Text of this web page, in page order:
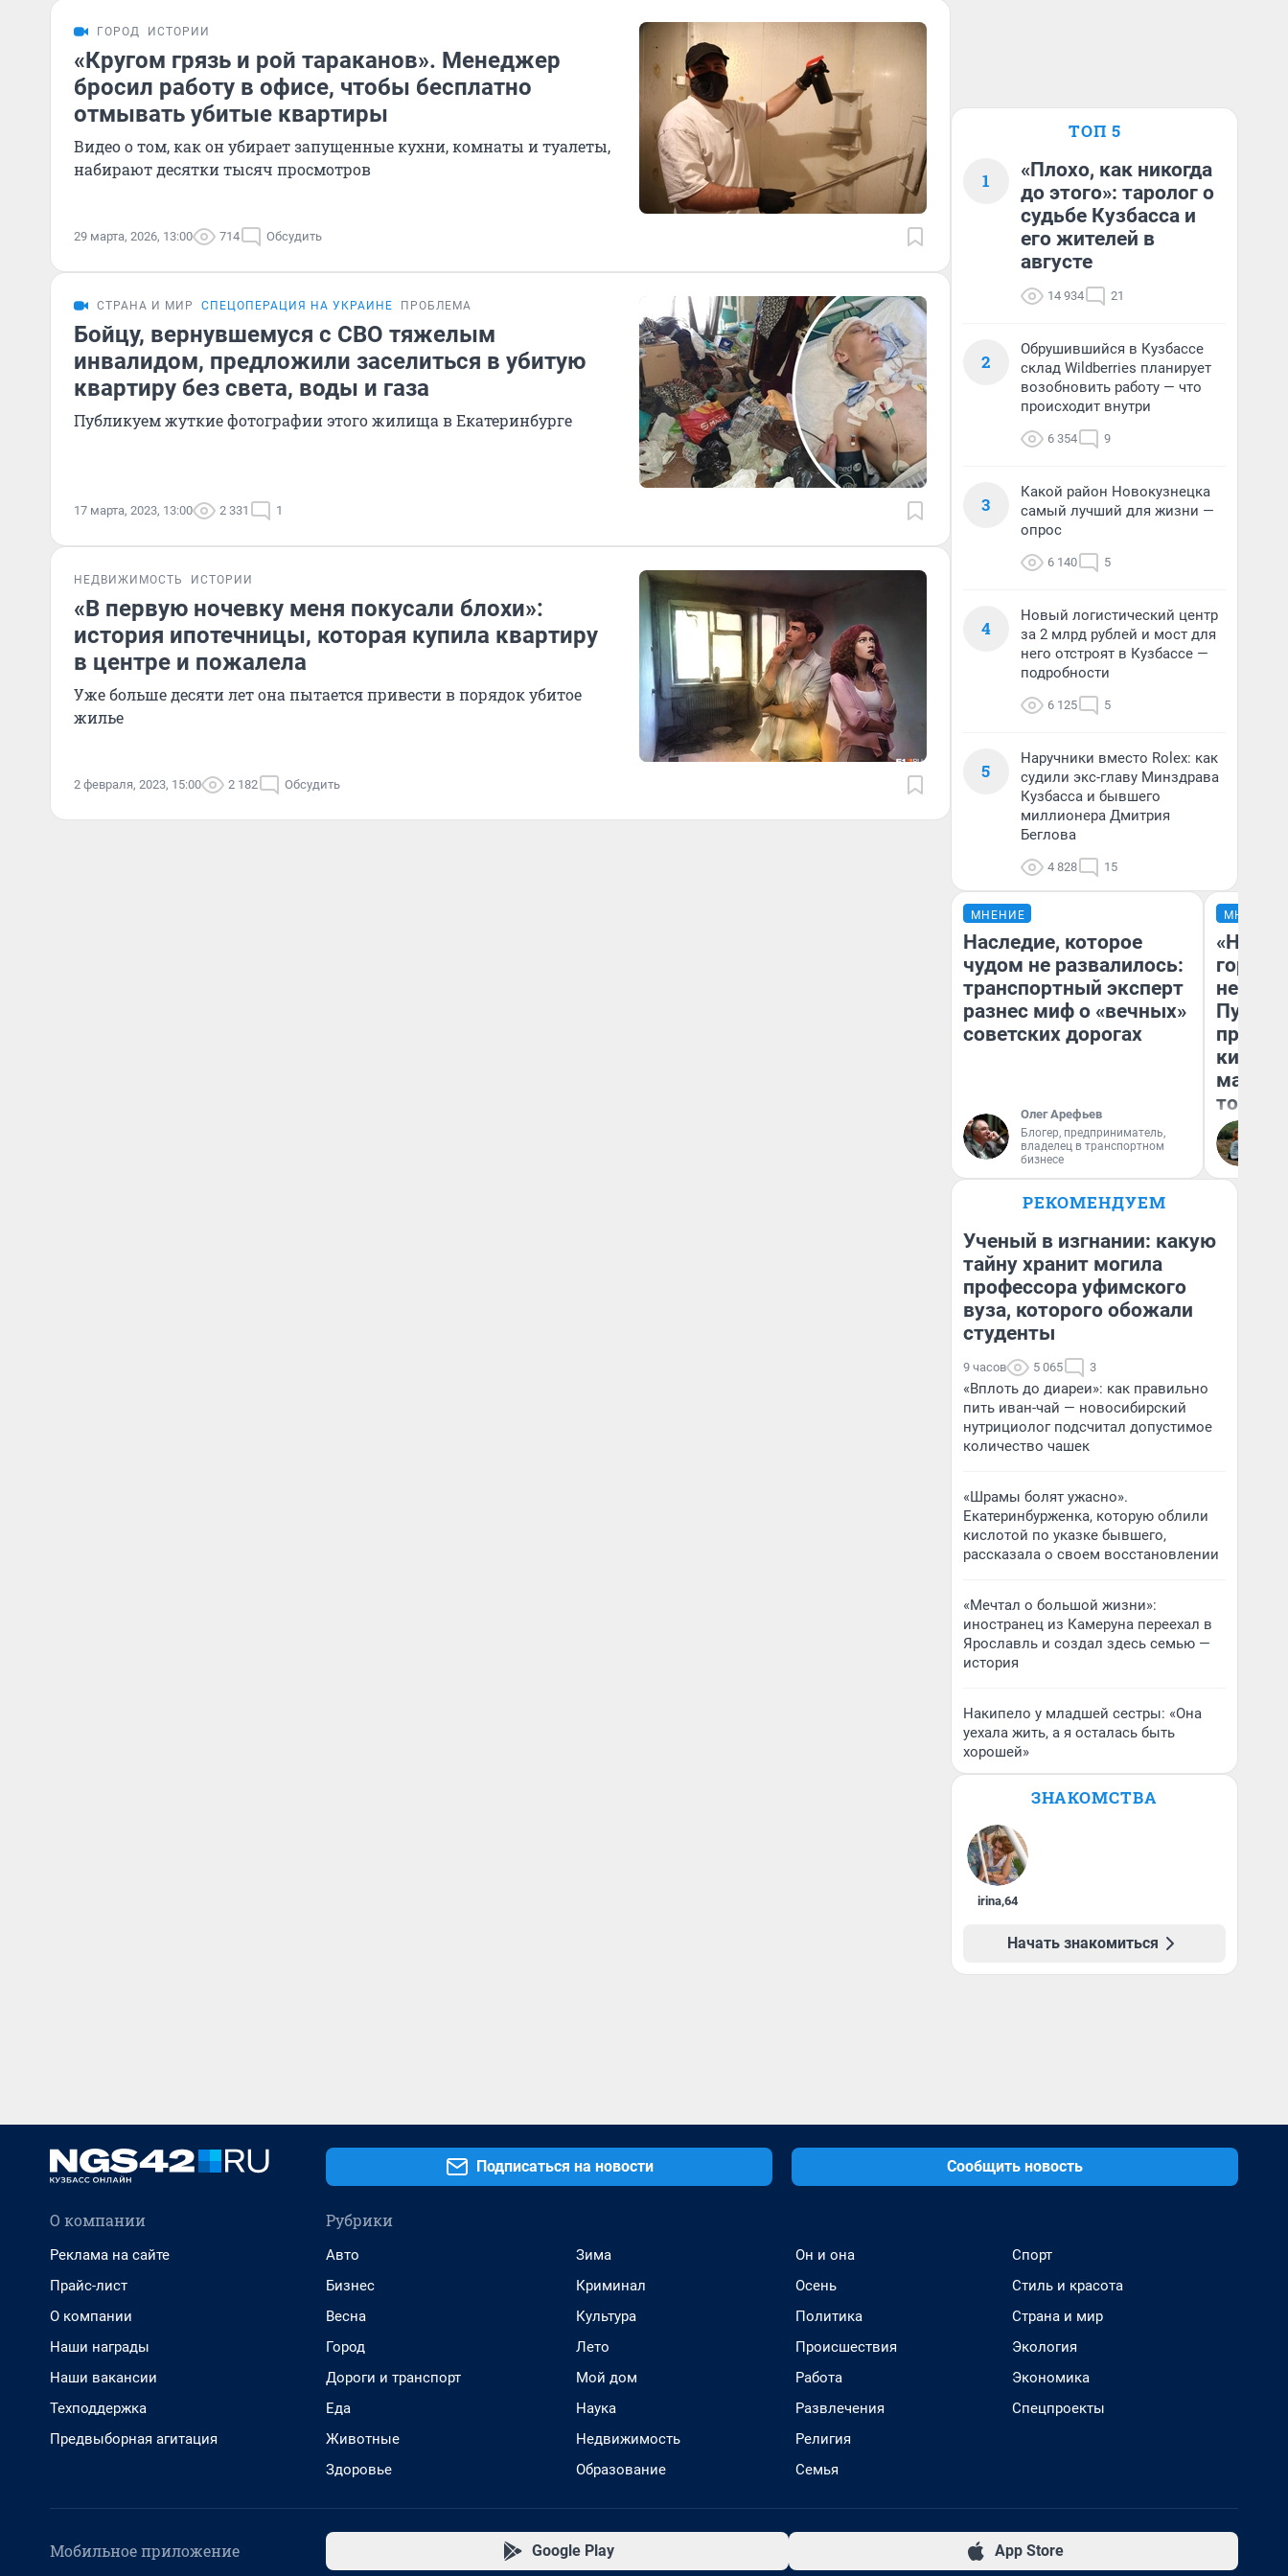
ГОРОД ИСТОРИИ
«Кругом грязь и рой тараканов». Менеджер
бросил работу в офисе, чтобы бесплатно
отмывать убитые квартиры
Видео о том, как он убирает запущенные кухни, комнаты и туалеты,
набирают десятки тысяч просмотров
29 марта, 2026, 13:00 714 Обсудить
СТРАНА И МИР СПЕЦОПЕРАЦИЯ НА УКРАИНЕ ПРОБЛЕМА
Бойцу, вернувшемуся с СВО тяжелым
инвалидом, предложили заселиться в убитую
квартиру без света, воды и газа
Публикуем жуткие фотографии этого жилища в Екатеринбурге
17 марта, 2023, 13:00 2 331 1
НЕДВИЖИМОСТЬ ИСТОРИИ
«В первую ночевку меня покусали блохи»:
история ипотечницы, которая купила квартиру
в центре и пожалела
Уже больше десяти лет она пытается привести в порядок убитое
жилье
2 февраля, 2023, 15:00 2 182 Обсудить
ТОП 5
1
«Плохо, как никогда
до этого»: таролог о
судьбе Кузбасса и
его жителей в
августе
14 934 21
2
Обрушившийся в Кузбассе
склад Wildberries планирует
возобновить работу — что
происходит внутри
6 354 9
3
Какой район Новокузнецка
самый лучший для жизни —
опрос
6 140 5
4
Новый логистический центр
за 2 млрд рублей и мост для
него отстроят в Кузбассе —
подробности
6 125 5
5
Наручники вместо Rolex: как
судили экс-главу Минздрава
Кузбасса и бывшего
миллионера Дмитрия
Беглова
4 828 15
МНЕНИЕ
Наследие, которое
чудом не развалилось:
транспортный эксперт
разнес миф о «вечных»
советских дорогах
Олег Арефьев
Блогер, предприниматель,
владелец в транспортном
бизнесе
МНЕНИЕ
«Нет
того
РЕКОМЕНДУЕМ
Ученый в изгнании: какую
тайну хранит могила
профессора уфимского
вуза, которого обожали
студенты
9 часов 5 065 3
«Вплоть до диареи»: как правильно
пить иван-чай — новосибирский
нутрициолог подсчитал допустимое
количество чашек
«Шрамы болят ужасно».
Екатеринбурженка, которую облили
кислотой по указке бывшего,
рассказала о своем восстановлении
«Мечтал о большой жизни»:
иностранец из Камеруна переехал в
Ярославль и создал здесь семью —
история
Накипело у младшей сестры: «Она
уехала жить, а я осталась быть
хорошей»
ЗНАКОМСТВА
irina,64
Начать знакомиться
Подписаться на новости Сообщить новость
О компании
Реклама на сайте
Прайс-лист
О компании
Наши награды
Наши вакансии
Техподдержка
Предвыборная агитация
Рубрики
Авто
Бизнес
Весна
Город
Дороги и транспорт
Еда
Животные
Здоровье
Зима
Криминал
Культура
Лето
Мой дом
Наука
Недвижимость
Образование
Он и она
Осень
Политика
Происшествия
Работа
Развлечения
Религия
Семья
Спорт
Стиль и красота
Страна и мир
Экология
Экономика
Спецпроекты
Мобильное приложение Google Play App Store